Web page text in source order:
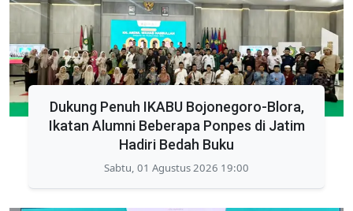
Dukung Penuh IKABU Bojonegoro-Blora,
Ikatan Alumni Beberapa Ponpes di Jatim
Hadiri Bedah Buku
Sabtu, 01 Agustus 2026 19:00